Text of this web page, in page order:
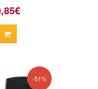
-51%